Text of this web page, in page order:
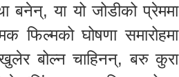
या यो जोडीको प्रेममा
फिल्मको घोषणा समारोहमा
खुलेर बोल्न चाहिनन्, बरु कुरा